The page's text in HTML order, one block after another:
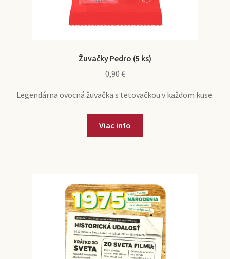
Žuvačky Pedro (5 ks)
0,90 €
Legendárna ovocná žuvačka s tetovačkou v každom kuse.
Viac info